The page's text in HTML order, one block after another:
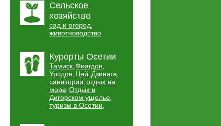
Сельское
хозяйство
сад и огород,
животноводство,
Курорты Осетии
Тамиск, Фиагдон,
Урсдон, Цей, Дзинага,
санатории, отдых на
море, Отдых в
Дигорском ущелье,
туризм в Осетии,